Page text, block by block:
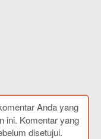
Anda yang
ini. Komentar yang
disetujui.